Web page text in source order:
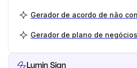
Gerador de acordo de não
Gerador de plano de negócios
Lumin Sign